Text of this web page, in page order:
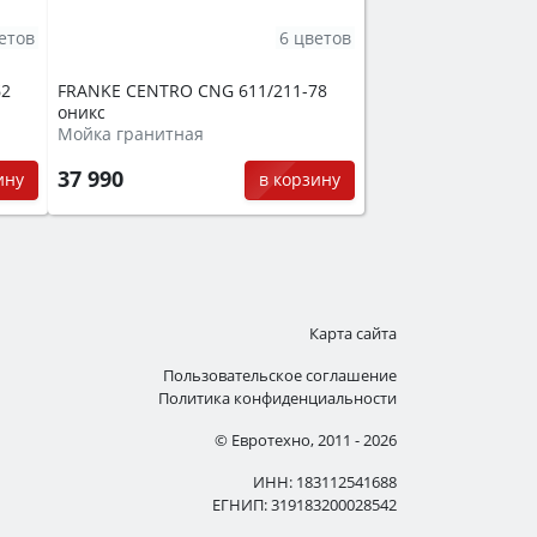
FRANKE CENTRO CNG 611/211-78
оникс
Мойка гранитная
37 990 в корзину
6 цветов
Карта сайта
Пользовательское соглашение
Политика конфиденциальности
© Евротехно, 2011 - 2026
ИНН: 183112541688
ЕГНИП: 319183200028542